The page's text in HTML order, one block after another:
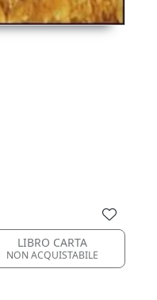
LIBRO CARTA
NON ACQUISTABILE